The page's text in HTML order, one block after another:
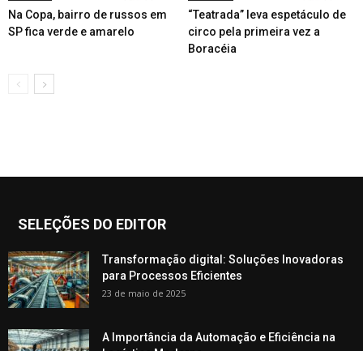
Na Copa, bairro de russos em
SP fica verde e amarelo
“Teatrada” leva espetáculo de
circo pela primeira vez a
Boracéia
SELEÇÕES DO EDITOR
Transformação digital: Soluções Inovadoras
para Processos Eficientes
23 de maio de 2025
A Importância da Automação e Eficiência na